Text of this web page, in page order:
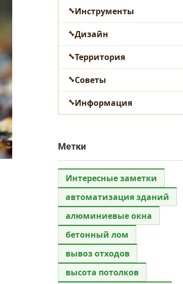
Инструменты
Дизайн
Территория
Советы
Информация
Метки
Интересные заметки
автоматизация зданий
алюминиевые окна
бетонный лом
вывоз отходов
высота потолков